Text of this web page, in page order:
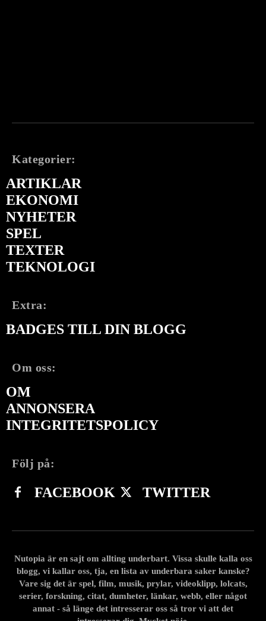
Kategorier:
ARTIKLAR
EKONOMI
NYHETER
SPEL
TEXTER
TEKNOLOGI
Extra:
BADGES TILL DIN BLOGG
Om oss:
OM
ANNONSERA
INTEGRITETSPOLICY
Följ på:
FACEBOOK TWITTER
Nutopia är en sajt om allting underbart. Vissa skulle kalla oss
blogg, vi kallar oss, tja, en lista av underbara saker kanske?
Vare sig det är spel, film, musik, prylar, videoklipp, lolcats,
serier, forskning, citat, dumheter, länkar, webb, eller något
annat - så länge det intresserar oss så tror vi att det